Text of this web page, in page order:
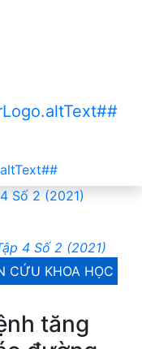
tại là:
Số 2 (2021)
4 Số 2 (2021)
CỨU KHOA HỌC
tăng